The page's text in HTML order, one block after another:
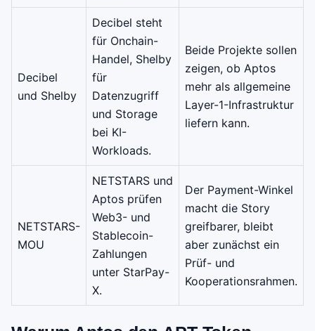
Decibel
und Shelby
Decibel steht
für Onchain-
Handel, Shelby
für
Datenzugriff
und Storage
bei KI-
Workloads.
Beide Projekte sollen
zeigen, ob Aptos
mehr als allgemeine
Layer-1-Infrastruktur
liefern kann.
NETSTARS-
MOU
NETSTARS und
Aptos prüfen
Web3- und
Stablecoin-
Zahlungen
unter StarPay-
X.
Der Payment-Winkel
macht die Story
greifbarer, bleibt
aber zunächst ein
Prüf- und
Kooperationsrahmen.